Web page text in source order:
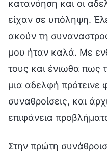
κατανόηση και οι
είχαν σε υπόληψη.
ακούν τη
μου ήταν καλά. Με
τους και ένιωθα πως
μια αδελφή πρότεινε
συναθροίσεις, και
επιφάνεια
Στην πρώτη